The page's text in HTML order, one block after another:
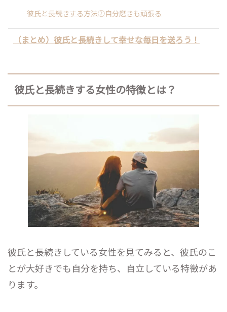
彼氏と長続きする方法⑦自分磨きも頑張る
（まとめ）彼氏と長続きして幸せな毎日を送ろう！
彼氏と長続きする女性の特徴とは？
彼氏と長続きしている女性を見てみると、彼氏のこ
とが大好きでも自分を持ち、自立している特徴があ
ります。